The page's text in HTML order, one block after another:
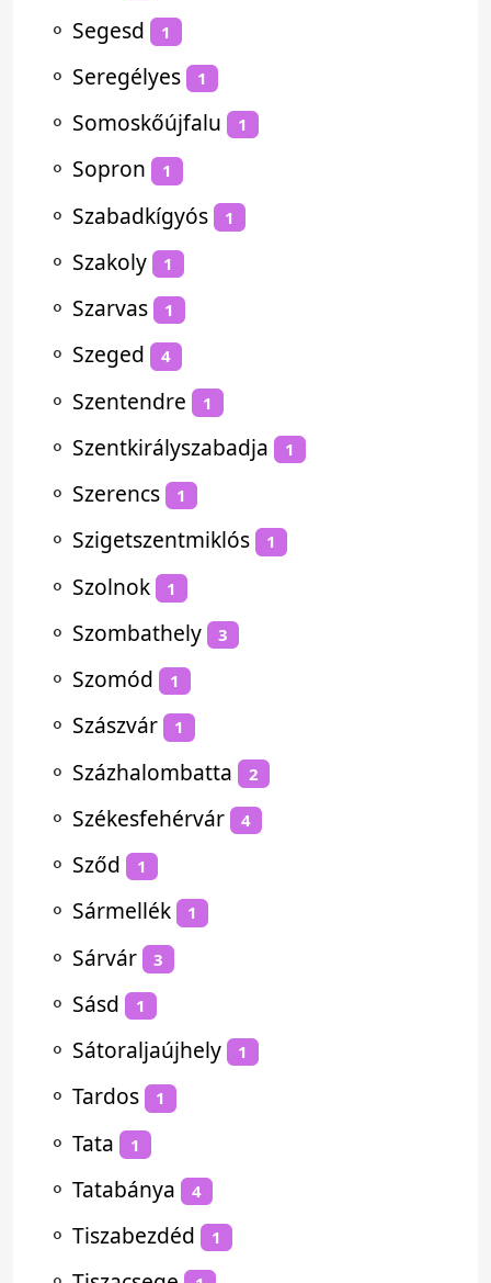
⚬ Segesd 1
⚬ Seregélyes 1
⚬ Somoskőújfalu 1
⚬ Sopron 1
⚬ Szabadkígyós 1
⚬ Szakoly 1
⚬ Szarvas 1
⚬ Szeged 4
⚬ Szentendre 1
⚬ Szentkirályszabadja 1
⚬ Szerencs 1
⚬ Szigetszentmiklós 1
⚬ Szolnok 1
⚬ Szombathely 3
⚬ Szomód 1
⚬ Szászvár 1
⚬ Százhalombatta 2
⚬ Székesfehérvár 4
⚬ Sződ 1
⚬ Sármellék 1
⚬ Sárvár 3
⚬ Sásd 1
⚬ Sátoraljaújhely 1
⚬ Tardos 1
⚬ Tata 1
⚬ Tatabánya 4
⚬ Tiszabezdéd 1